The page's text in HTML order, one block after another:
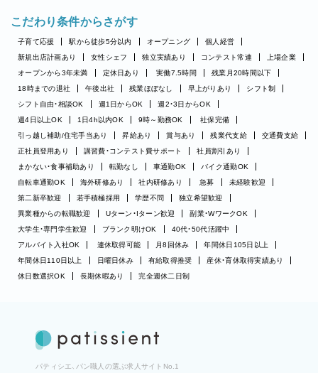
こだわり条件からさがす
子育て応援 駅から徒歩5分以内 オープニング
個人経営
新規出店計画あり
女性シェフ 独立実績あり コンテスト常連
上場企業
オープンから3年未満
定休日あり 実働7.5時間
残業月20時間以下
18時までの退社
午後出社 残業ほぼなし 早上がりあり
シフト制
シフト自由・相談OK
週1日からOK
週2・3日からOK
週4日以上OK
1日4h以内OK 9時～勤務OK
社保完備
引っ越し補助/住宅手当あり
昇給あり 賞与あり 残業代支給
交通費支給
正社員登用あり
講習費・コンテスト費サポート
社員割引あり
まかない・食事補助あり
転勤なし 車通勤OK
バイク通勤OK
自転車通勤OK
海外研修あり 社内研修あり 急募
未経験歓迎
第二新卒歓迎
若手積極採用 学歴不問
独立希望歓迎
異業種からの転職歓迎
Uターン・Iターン歓迎
副業・WワークOK
大学生・専門学生歓迎
ブランク明けOK
40代・50代活躍中
アルバイト入社OK
連休取得可能 月8回休み
年間休日105日以上
年間休日110日以上
日曜日休み 有給取得推奨
産休・育休取得実績あり
休日数選択OK
長期休暇あり 完全週休二日制
パティシエ、パン職人の選ぶ求人サイトNo.1